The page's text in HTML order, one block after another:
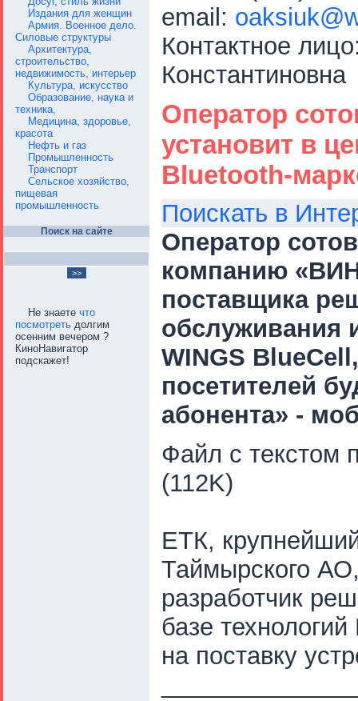
Издания для женщин
Армия. Военное дело.
Силовые структуры
Архитектура,
строительство,
недвижимость, интерьер
Культура, искусство
Образование, наука и
техника,
Медицина, здоровье,
красота
Нефть и газ
Промышленность
Транспорт
Сельское хозяйство,
пищевая
промышленность
Поиск на сайте
Не знаете что
посмотреть долгим
осенним вечером ?
КиноНавигатор
подскажет!
email:
Контактное
Константиновна
Оператор
установит в
Bluetooth-
Поискать в
Оператор
компанию
поставщика
обслуживания
WINGS
посетителей
абонента» -
Файл с текстом
(112K)
ЕТК,
Таймырского
разработчик
базе
на поставку